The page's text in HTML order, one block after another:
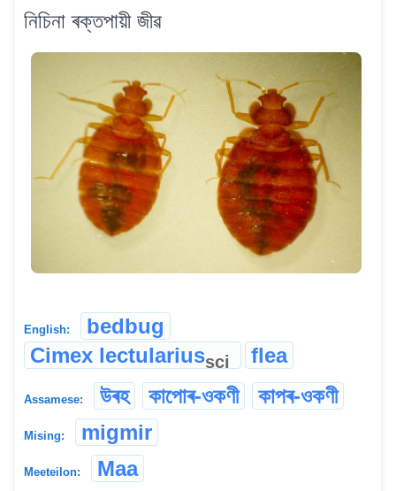
নিচিনা ৰক্তপায়ী জীৱ
English:
bedbug
Cimex lectulariussci flea
Assamese: উৰহ কাপোৰ-ওকণী কাপৰ-ওকণী
Mising: migmir
Meeteilon: Maa